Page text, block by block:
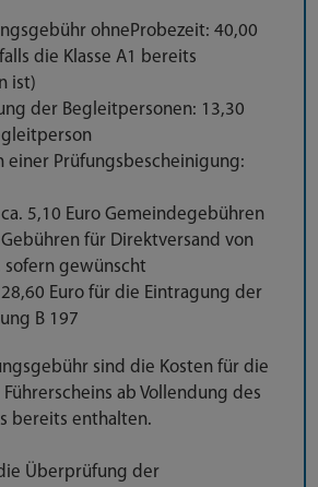
ohne Probezeit: 40,00
die Klasse A1 bereits
ist)
der Begleitpersonen: 13,30
einer Prüfungsbescheinigung:
5,10 Euro Gemeindegebühren
für Direktversand von
sofern gewünscht
Euro für die Eintragung der
B 197
sind die Kosten für die
ab Vollendung des
bereits enthalten.
Überprüfung der